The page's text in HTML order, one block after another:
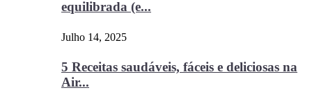
equilibrada (e...
Julho 14, 2025
5 Receitas saudáveis, fáceis e deliciosas na
Air...